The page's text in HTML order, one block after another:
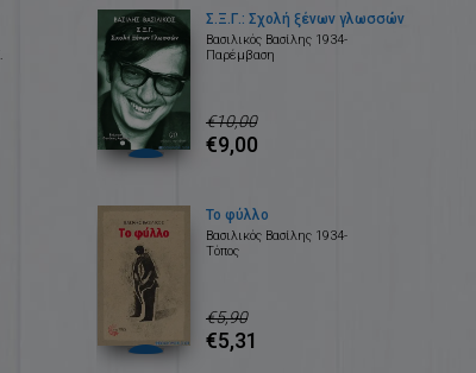
Σ.Ξ.Γ.: Σχολή ξένων γλωσσών
Βασιλικός Βασίλης 1934-
Παρέμβαση
€10,00
€9,00
Το φύλλο
Βασιλικός Βασίλης 1934-
Τόπος
€5,90
€5,31